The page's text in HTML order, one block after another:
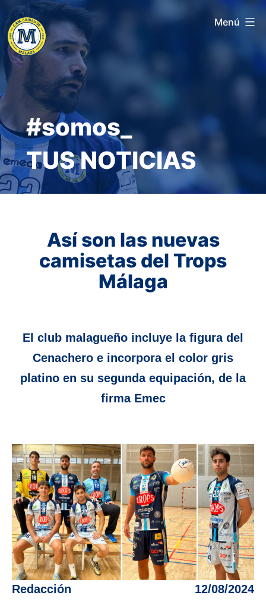
Saltar
contenido
Menú
#somos_
TUS NOTICIAS
Así son las nuevas
camisetas del Trops
Málaga
El club malagueño incluye la figura del
Cenachero e incorpora el color gris
platino en su segunda equipación, de la
firma Emec
Redacción 12/08/2024